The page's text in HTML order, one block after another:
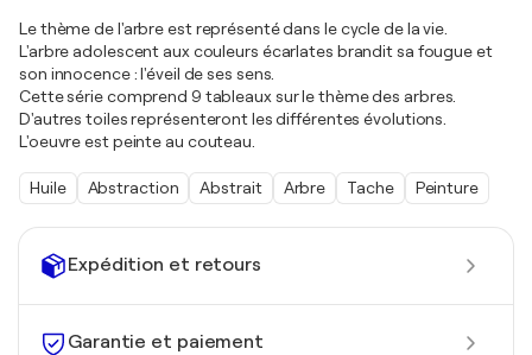
Expédition et retours
Garantie et paiement
Le thème de l'arbre est représenté dans le cycle de la vie.
L'arbre adolescent aux couleurs écarlates brandit sa fougue et
son innocence : l'éveil de ses sens.
Cette série comprend 9 tableaux sur le thème des arbres.
D'autres toiles représenteront les différentes évolutions.
L'oeuvre est peinte au couteau.
Huile Abstraction Abstrait Arbre Tache Peinture